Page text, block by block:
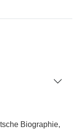
Biographie,